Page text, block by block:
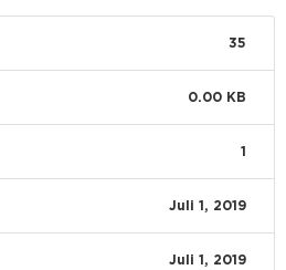
35
0.00 KB
1
Juli 1, 2019
Juli 1, 2019